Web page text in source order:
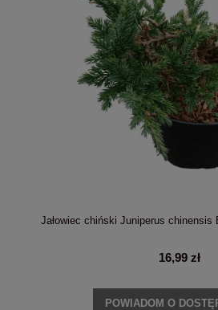
Jałowiec chiński Juniperus chinensis
16,99 zł
POWIADOM O